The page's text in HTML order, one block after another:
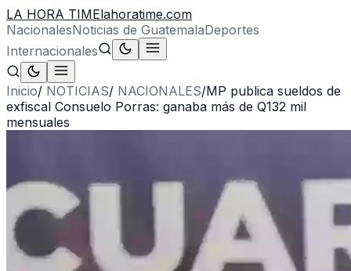
LA HORA TIMElahoratime.com
NacionalesNoticias de GuatemalaDeportes
Internacionales
Inicio/ NOTICIAS/ NACIONALES/MP publica sueldos de
exfiscal Consuelo Porras: ganaba más de Q132 mil
mensuales